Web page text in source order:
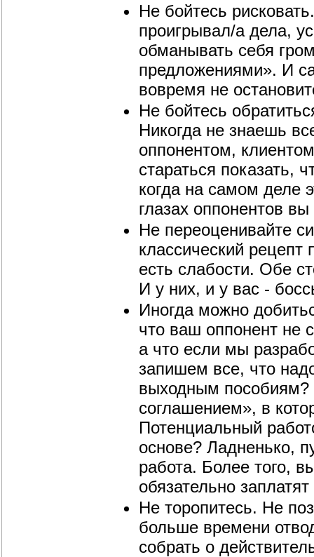
Не бойтесь
проигрывал/а дела,
обманывать себя
предложениями». И
вовремя не
Не бойтесь
Никогда не знаешь
оппонентом,
стараться показать,
когда на самом деле
глазах оппонентов
Не переоценивайте
классический
есть слабости. Обе
И у них, и у вас -
Иногда можно
что ваш оппонент не
а что если мы
запишем все, что
выходным пособиям?
соглашением», в
Потенциальный
основе? Ладненько,
работа. Более того,
обязательно
Не торопитесь. Не
больше времени
собрать о